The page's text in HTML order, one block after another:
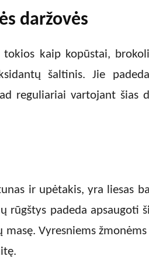
daržovės
tokios kaip kopūstai,
šaltinis. Jie
reguliariai vartojant šias
ir upėtakis, yra liesas
rūgštys padeda apsaugoti
Vyresniems